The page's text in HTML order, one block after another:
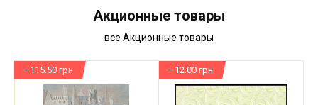
Акционные товары
все Акционные товары
–115.50 грн –12.00 грн